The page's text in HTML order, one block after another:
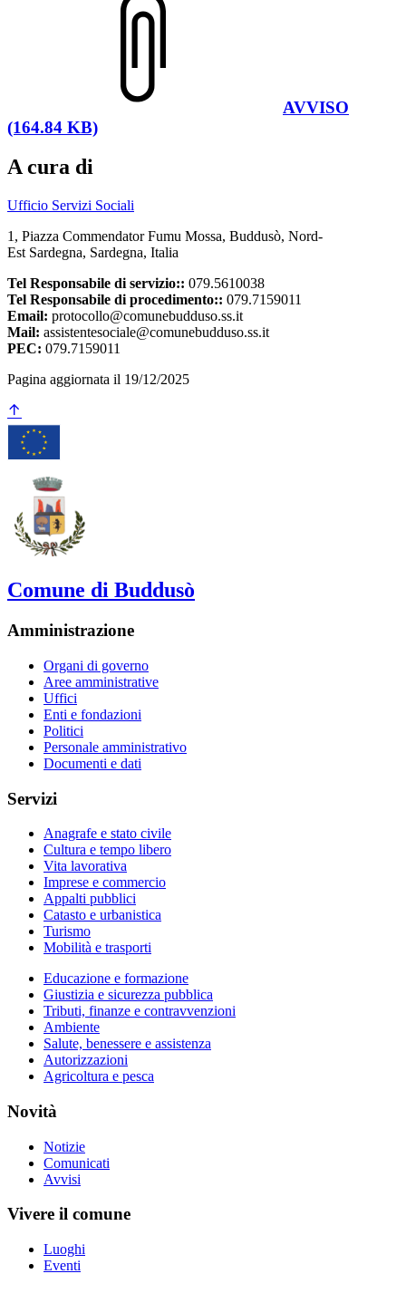
AVVISO
(164.84 KB)
A cura di
Ufficio Servizi Sociali
1, Piazza Commendator Fumu Mossa, Buddusò, Nord-
Est Sardegna, Sardegna, Italia
Tel Responsabile di servizio:: 079.5610038
Tel Responsabile di procedimento:: 079.7159011
Email: protocollo@comunebudduso.ss.it
Mail: assistentesociale@comunebudduso.ss.it
PEC: 079.7159011
Pagina aggiornata il 19/12/2025
Comune di Buddusò
Amministrazione
Organi di governo
Aree amministrative
Uffici
Enti e fondazioni
Politici
Personale amministrativo
Documenti e dati
Servizi
Anagrafe e stato civile
Cultura e tempo libero
Vita lavorativa
Imprese e commercio
Appalti pubblici
Catasto e urbanistica
Turismo
Mobilità e trasporti
Educazione e formazione
Giustizia e sicurezza pubblica
Tributi, finanze e contravvenzioni
Ambiente
Salute, benessere e assistenza
Autorizzazioni
Agricoltura e pesca
Novità
Notizie
Comunicati
Avvisi
Vivere il comune
Luoghi
Eventi